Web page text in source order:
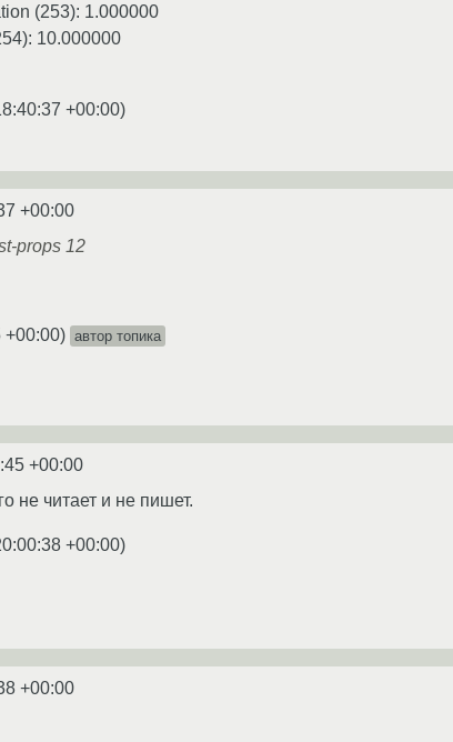
(253): 1.000000
10.000000
+00:00)
+00:00
props 12
+00:00) автор топика
+00:00
не читает и не пишет.
+00:00)
+00:00